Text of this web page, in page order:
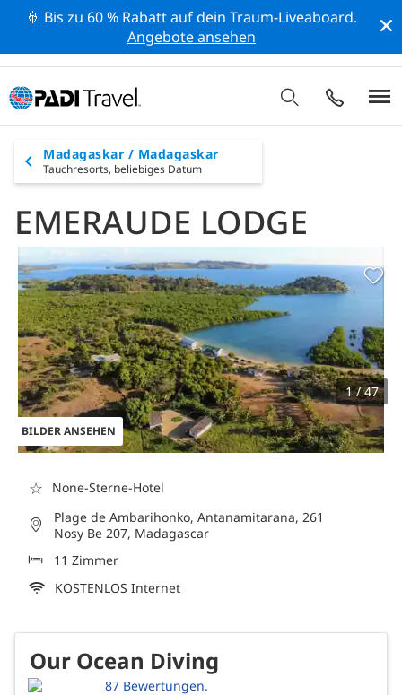
🚢 Bis zu 60 % Rabatt auf dein Traum-Liveaboard.
Angebote ansehen
Madagaskar / Madagaskar
Tauchresorts, beliebiges Datum
EMERAUDE LODGE
BILDER ANSEHEN
1 / 47
☆
None-Sterne-Hotel
Plage de Ambarihonko, Antanamitarana, 261
Nosy Be 207, Madagascar
11 Zimmer
KOSTENLOS Internet
Our Ocean Diving
87 Bewertungen.